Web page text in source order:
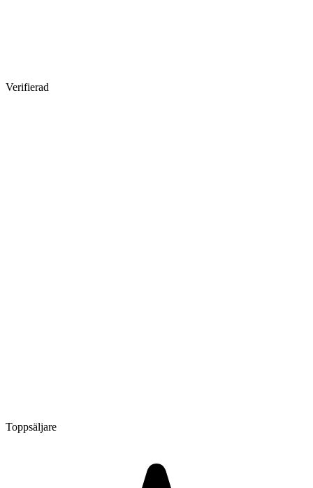
Verifierad
Toppsäljare